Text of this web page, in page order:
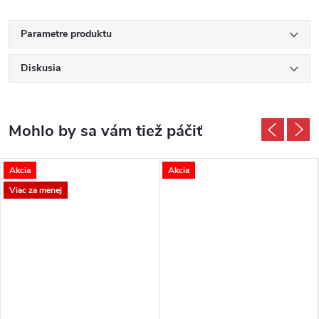
Parametre produktu
Diskusia
Akcia
Viac za menej
Akcia